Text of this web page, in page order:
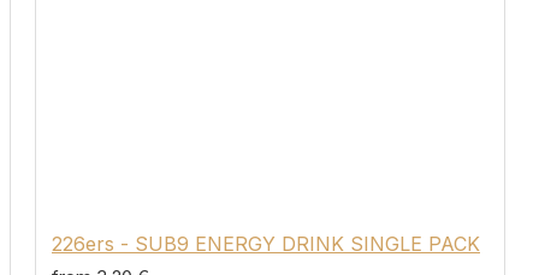
226ers - SUB9 ENERGY DRINK SINGLE PACK